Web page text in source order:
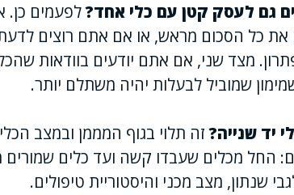
גם לעסק קטן עם כלי אחד?לפעמים כן.
את כל הסכום מראש, או אם אתם רוצים
פתרון. מצד שני, אם אתם יודעים בוודאות
שמוביל לבעלות יהיה משתלם יותר.
יד שנייה?זה תלוי בגוף המממן ובמצב
החל מכלים שעבדו קשה ועד כלים שמורים
שנתון, מצב מכני והיסטוריית טיפולים.